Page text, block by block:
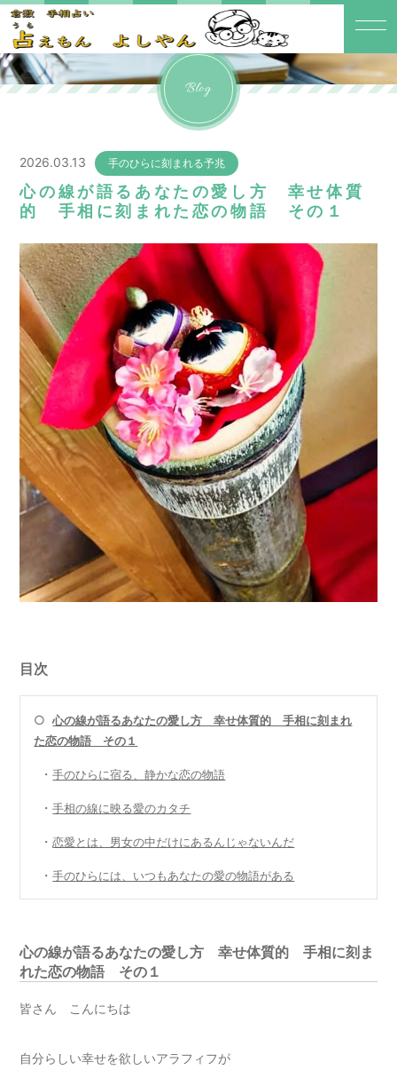
Blog
2026.03.13 手のひらに刻まれる予兆
心の線が語るあなたの愛し方 幸せ体質
的 手相に刻まれた恋の物語 その１
目次
○心の線が語るあなたの愛し方 幸せ体質的 手相に刻まれ
た恋の物語 その１
・手のひらに宿る、静かな恋の物語
・手相の線に映る愛のカタチ
・恋愛とは、男女の中だけにあるんじゃないんだ
・手のひらには、いつもあなたの愛の物語がある
心の線が語るあなたの愛し方 幸せ体質的 手相に刻ま
れた恋の物語 その１
皆さん こんにちは
自分らしい幸せを欲しいアラフィフが